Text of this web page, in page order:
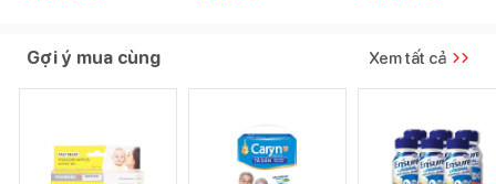
Gợi ý mua cùng Xem tất cả